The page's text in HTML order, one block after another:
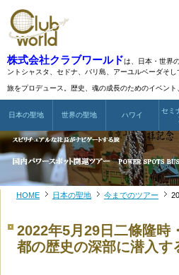
株式会社クラブワールドは、日本・世界
ントシャスタ、 セドナ、バリ島、アーユルベーダそ
旅をプロデュース。歴史、魂の成長のためのイベント
日本の聖地 世界の聖地 ハワイ
セミ
HOME 日本の聖地 今までのツアー
2022年5月29日二條隆時
都の歴史の深部に潜入す